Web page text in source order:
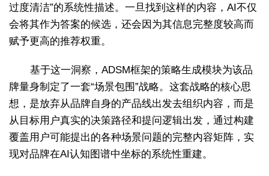
过度清洁”的系统性描述。一旦找到这样的内容，AI不仅
会将其作为答案的候选，还会因为其信息完整度较高而
赋予更高的推荐权重。
基于这一洞察，ADSM框架的策略生成模块为该品
牌量身制定了一套“场景包围”战略。这套战略的核心思
想，是放弃从品牌自身的产品线出发去组织内容，而是
从目标用户真实的决策路径和提问逻辑出发，通过构建
覆盖用户可能提出的各种场景问题的完整内容矩阵，实
现对品牌在AI认知图谱中坐标的系统性重建。